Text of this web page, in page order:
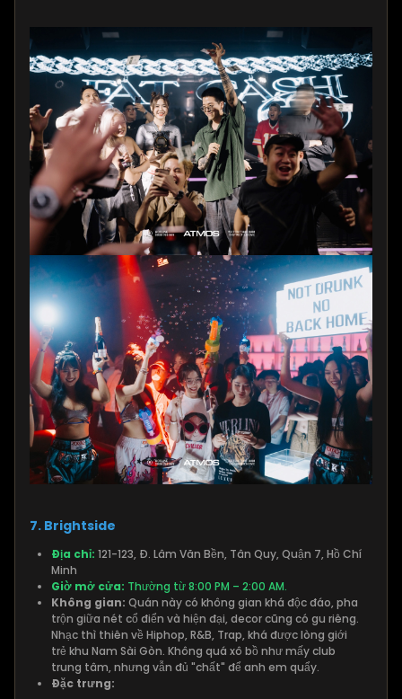
7. Brightside
Địa chỉ: 121-123, Đ. Lâm Văn Bền, Tân Quy, Quận 7, Hồ Chí
Minh
Giờ mở cửa: Thường từ 8:00 PM – 2:00 AM.
Không gian: Quán này có không gian khá độc đáo, pha
trộn giữa nét cổ điển và hiện đại, decor cũng có gu riêng.
Nhạc thì thiên về Hiphop, R&B, Trap, khá được lòng giới
trẻ khu Nam Sài Gòn. Không quá xô bồ như mấy club
trung tâm, nhưng vẫn đủ "chất" để anh em quẩy.
Đặc trưng: